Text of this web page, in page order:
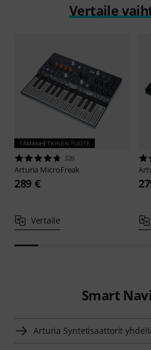
Vertaile
TÄMÄNHETKINEN TUOTE
326
Arturia MicroFreak
289 €
Vertaile
Smart
Arturia Syntetisaattorit